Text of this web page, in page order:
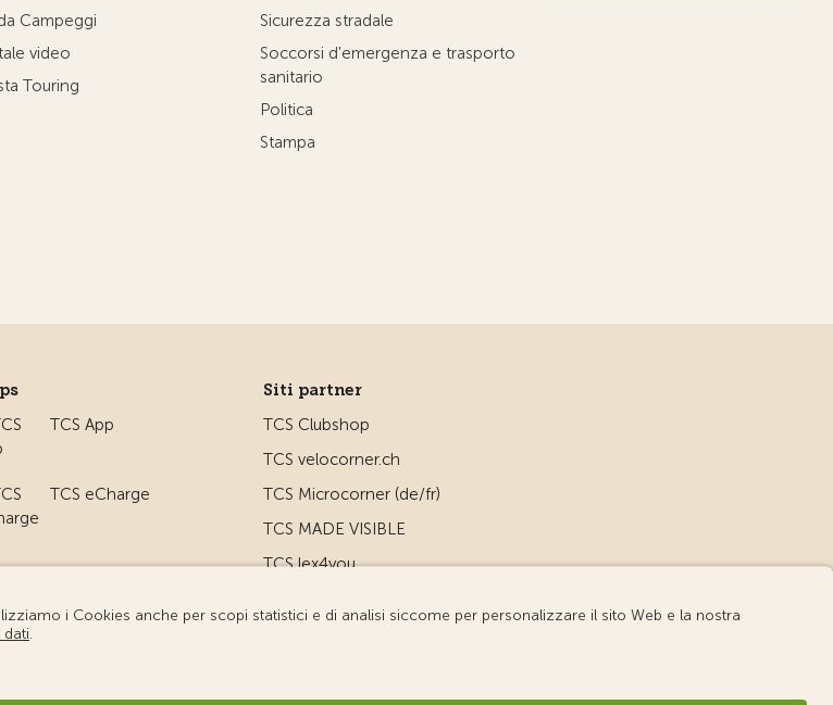
Campeggi
video
Touring
Sicurezza stradale
Soccorsi d'emergenza e trasporto
sanitario
Politica
Stampa
TCS App
TCS eCharge
Siti partner
TCS Clubshop
TCS velocorner.ch
TCS Microcorner (de/fr)
TCS MADE VISIBLE
TCS lex4you